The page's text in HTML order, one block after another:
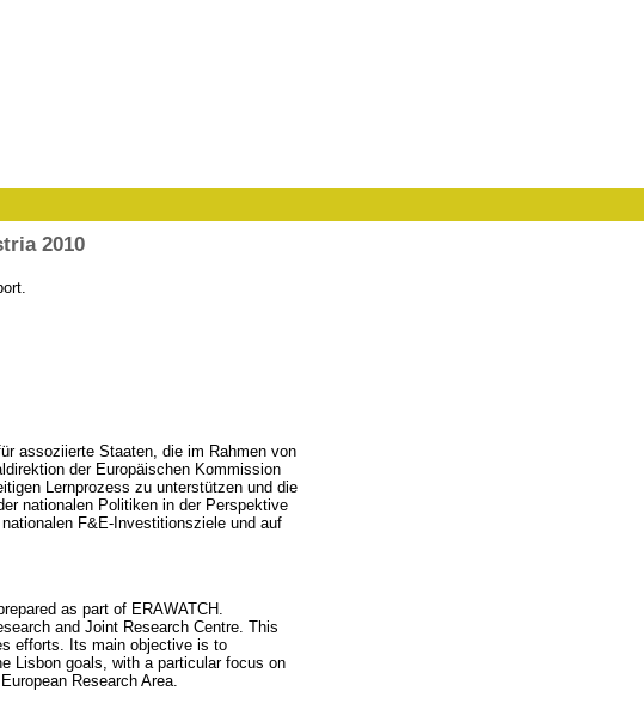
2010
assoziierte Staaten, die im Rahmen von
der Europäischen Kommission
Lernprozess zu unterstützen und die
nationalen Politiken in der Perspektive
F&E-Investitionsziele und auf
as part of ERAWATCH.
and Joint Research Centre. This
efforts. Its main objective is to
Lisbon goals, with a particular focus on
Research Area.